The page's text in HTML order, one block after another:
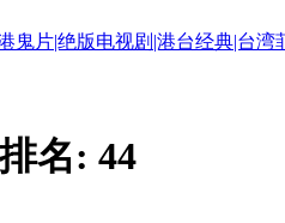
鬼片|绝版电视剧|港台经典|台湾
排名: 44